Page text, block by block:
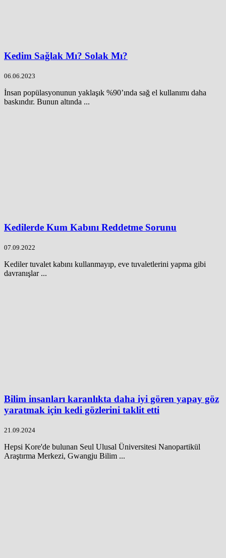
Kedim Sağlak Mı? Solak Mı?
06.06.2023
İnsan popülasyonunun yaklaşık %90’ında sağ el kullanımı daha
baskındır. Bunun altında ...
Kedilerde Kum Kabını Reddetme Sorunu
07.09.2022
Kediler tuvalet kabını kullanmayıp, eve tuvaletlerini yapma gibi
davranışlar ...
Bilim insanları karanlıkta daha iyi gören yapay göz
yaratmak için kedi gözlerini taklit etti
21.09.2024
Hepsi Kore'de bulunan Seul Ulusal Üniversitesi Nanopartikül
Araştırma Merkezi, Gwangju Bilim ...